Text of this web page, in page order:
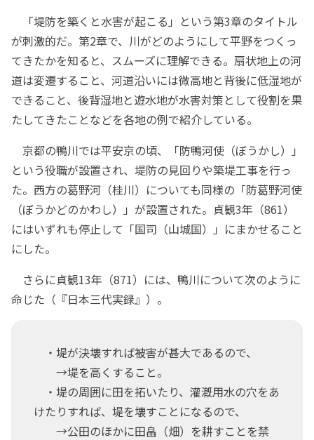
「堤防を築くと水害が起こる」という第3章のタイトル
が刺激的だ。第2章で、川がどのようにして平野をつくっ
てきたかを知ると、スムーズに理解できる。扇状地上の河
道は変遷すること、河道沿いには微高地と背後に低湿地が
できること、後背湿地と遊水地が水害対策として役割を果
たしてきたことなどを各地の例で紹介している。
京都の鴨川では平安京の頃、「防鴨河使（ぼうかし）」
という役職が設置され、堤防の見回りや築堤工事を行っ
た。西方の葛野河（桂川）についても同様の「防葛野河使
（ぼうかどのかわし）」が設置された。貞観3年（861）
にはいずれも停止して「国司（山城国）」にまかせること
にした。
さらに貞観13年（871）には、鴨川について次のように
命じた（『日本三代実録』）。
・堤が決壊すれば被害が甚大であるので、
→堤を高くすること。
・堤の周囲に田を拓いたり、灌漑用水の穴をあ
けたりすれば、堤を壊すことになるので、
→公田のほかに田畠（畑）を耕すことを禁